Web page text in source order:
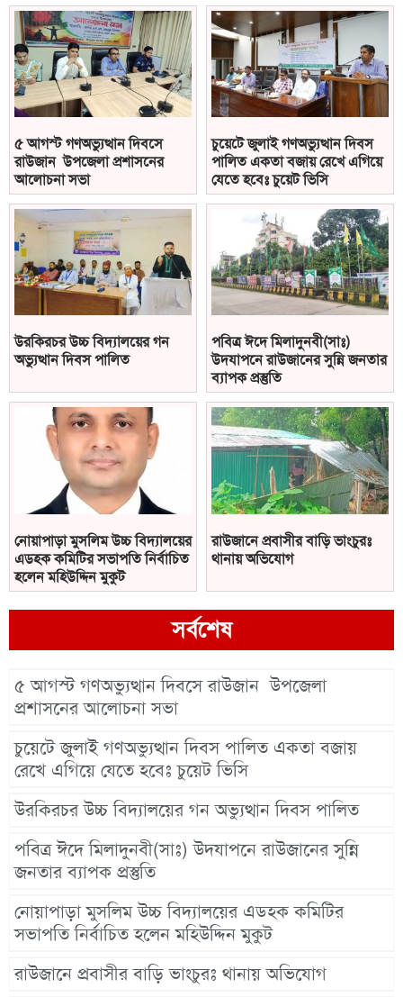
৫ আগস্ট গণঅভ্যুত্থান দিবসে
রাউজান উপজেলা প্রশাসনের
আলোচনা সভা
চুয়েটে জুলাই গণঅভ্যুত্থান দিবস
পালিত একতা বজায় রেখে এগিয়ে
যেতে হবেঃ চুয়েট ভিসি
উরকিরচর উচ্চ বিদ্যালয়ের গন
অভ্যুত্থান দিবস পালিত
পবিত্র ঈদে মিলাদুনবী(সাঃ)
উদযাপনে রাউজানের সুন্নি জনতার
ব্যাপক প্রস্তুতি
নোয়াপাড়া মুসলিম উচ্চ বিদ্যালয়ের
এডহক কমিটির সভাপতি নির্বাচিত
হলেন মহিউদ্দিন মুকুট
রাউজানে প্রবাসীর বাড়ি ভাংচুরঃ
থানায় অভিযোগ
সর্বশেষ
৫ আগস্ট গণঅভ্যুত্থান দিবসে রাউজান উপজেলা
প্রশাসনের আলোচনা সভা
চুয়েটে জুলাই গণঅভ্যুত্থান দিবস পালিত একতা বজায়
রেখে এগিয়ে যেতে হবেঃ চুয়েট ভিসি
উরকিরচর উচ্চ বিদ্যালয়ের গন অভ্যুত্থান দিবস পালিত
পবিত্র ঈদে মিলাদুনবী(সাঃ) উদযাপনে রাউজানের সুন্নি
জনতার ব্যাপক প্রস্তুতি
নোয়াপাড়া মুসলিম উচ্চ বিদ্যালয়ের এডহক কমিটির
সভাপতি নির্বাচিত হলেন মহিউদ্দিন মুকুট
রাউজানে প্রবাসীর বাড়ি ভাংচুরঃ থানায় অভিযোগ